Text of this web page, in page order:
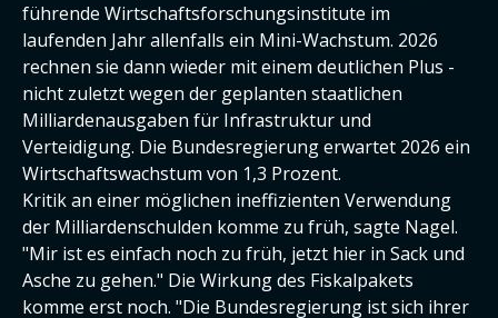
führende Wirtschaftsforschungsinstitute im
laufenden Jahr allenfalls ein Mini-Wachstum. 2026
rechnen sie dann wieder mit einem deutlichen Plus -
nicht zuletzt wegen der geplanten staatlichen
Milliardenausgaben für Infrastruktur und
Verteidigung. Die Bundesregierung erwartet 2026 ein
Wirtschaftswachstum von 1,3 Prozent.
Kritik an einer möglichen ineffizienten Verwendung
der Milliardenschulden komme zu früh, sagte Nagel.
"Mir ist es einfach noch zu früh, jetzt hier in Sack und
Asche zu gehen." Die Wirkung des Fiskalpakets
komme erst noch. "Die Bundesregierung ist sich ihrer